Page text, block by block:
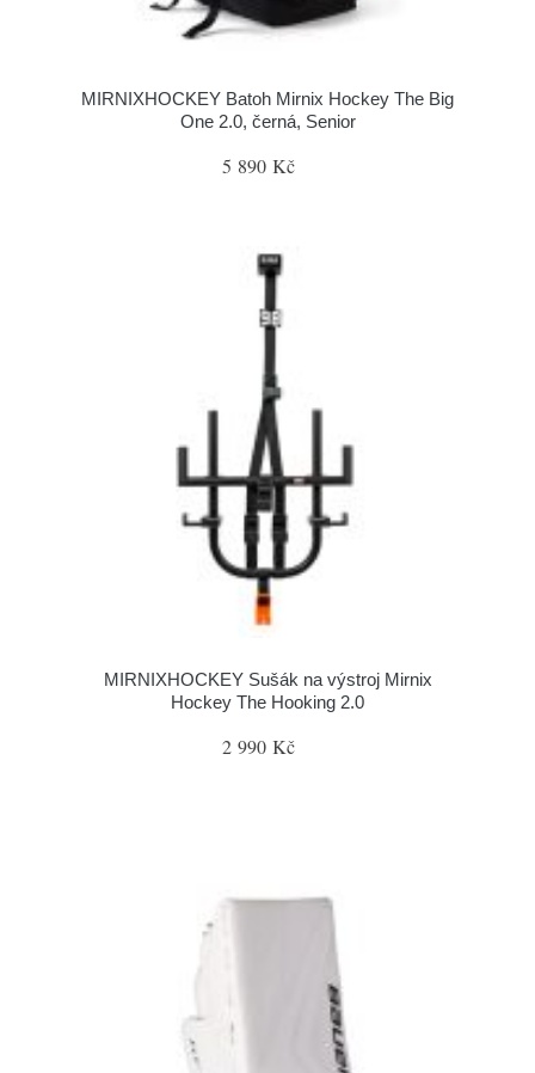
MIRNIXHOCKEY Batoh Mirnix Hockey The Big
One 2.0, černá, Senior
5 890 Kč
MIRNIXHOCKEY Sušák na výstroj Mirnix
Hockey The Hooking 2.0
2 990 Kč